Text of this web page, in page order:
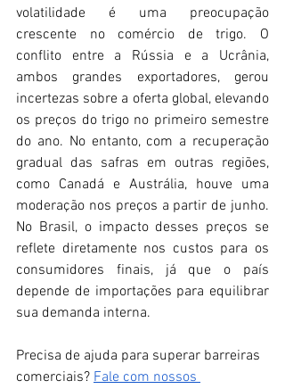
volatilidade é uma preocupação
crescente no comércio de trigo. O
conflito entre a Rússia e a Ucrânia,
ambos grandes exportadores, gerou
incertezas sobre a oferta global, elevando
os preços do trigo no primeiro semestre
do ano. No entanto, com a recuperação
gradual das safras em outras regiões,
como Canadá e Austrália, houve uma
moderação nos preços a partir de junho.
No Brasil, o impacto desses preços se
reflete diretamente nos custos para os
consumidores finais, já que o país
depende de importações para equilibrar
sua demanda interna.
Precisa de ajuda para superar barreiras
comerciais? Fale com nossos